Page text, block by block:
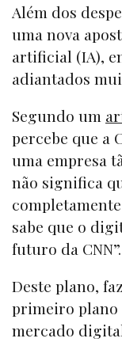
Além dos
uma nova
artificial (IA),
adiantados
Segundo um
percebe que a
uma empresa
não significa
sabe que o
futuro da CNN”.
Deste plano,
primeiro plano
mercado